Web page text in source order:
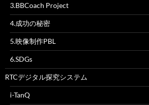
3.BBCoach Project
4.成功の秘密
5.映像制作PBL
6.SDGs
RTCデジタル探究システム
i-TanQ